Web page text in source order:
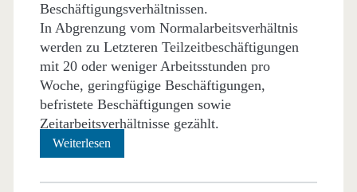
Beschäftigungsverhältnissen.
In Abgrenzung vom Normalarbeitsverhältnis
werden zu Letzteren Teilzeitbeschäftigungen
mit 20 oder weniger Arbeitsstunden pro
Woche, geringfügige Beschäftigungen,
befristete Beschäftigungen sowie
Zeitarbeitsverhältnisse gezählt.
Weiterlesen